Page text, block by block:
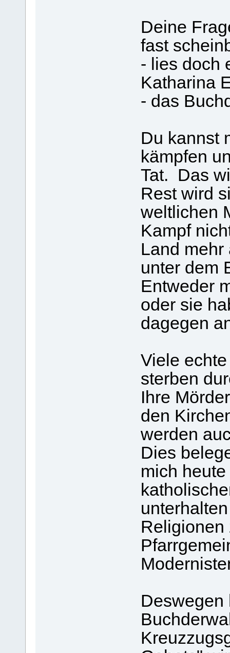
Deine
fast
- lies doch
Katharina
- das
Du kannst
kämpfen
Tat. Das
Rest wird
weltlichen
Kampf
Land mehr
unter dem
Entweder
oder sie
dagegen
Viele
sterben
Ihre
den
werden
Dies
mich
Religionen
Deswegen